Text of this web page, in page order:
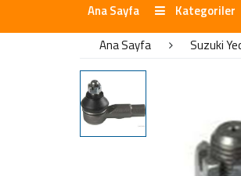
Ana Sayfa Kategoriler
Ana Sayfa
Suzuki